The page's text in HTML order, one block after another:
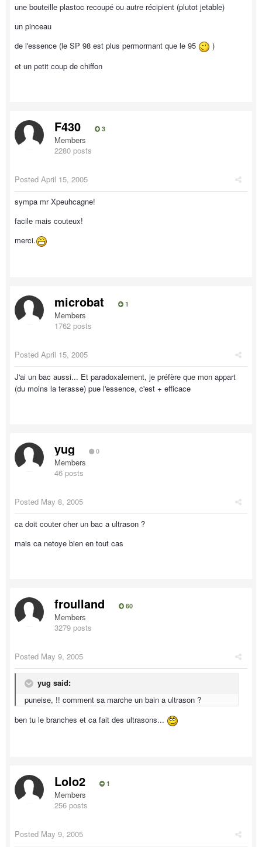
une bouteille plastoc recoupé ou autre récipient (plutot jetable)
un pinceau
de l'essence (le SP 98 est plus permormant que le 95
)
et un petit coup de chiffon
F430 3
Members
2280 posts
Posted April 15, 2005
sympa mr Xpeuhcagne!
facile mais couteux!
merci.
microbat 1
Members
1762 posts
Posted April 15, 2005
J'ai un bac aussi... Et paradoxalement, je préfère que mon appart
(du moins la terasse) pue l'essence, c'est + efficace
yug 0
Members
46 posts
Posted May 8, 2005
ca doit couter cher un bac a ultrason ?
mais ca netoye bien en tout cas
froulland 60
Members
3279 posts
Posted May 9, 2005
yug said:
puneise, !! comment sa marche un bain a ultrason ?
ben tu le branches et ca fait des ultrasons...
Lolo2 1
Members
256 posts
Posted May 9, 2005